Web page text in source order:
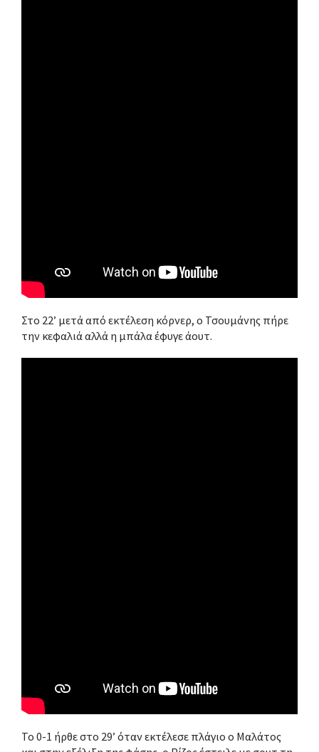
Στο 22’ μετά από εκτέλεση κόρνερ, ο Τσουμάνης πήρε
την κεφαλιά αλλά η μπάλα έφυγε άουτ.
Το 0-1 ήρθε στο 29’ όταν εκτέλεσε πλάγιο ο Μαλάτος